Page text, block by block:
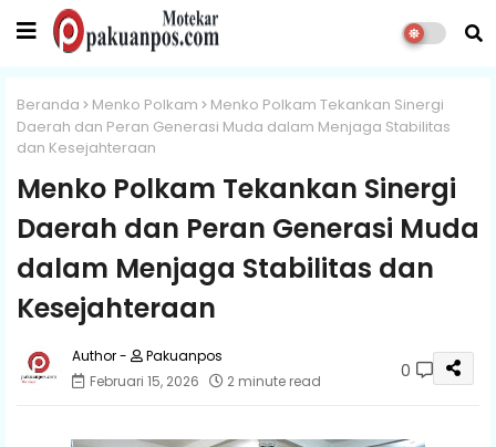
Beranda Menko Polkam
Menko Polkam Tekankan Sinergi
Daerah dan Peran Generasi Muda dalam Menjaga Stabilitas
dan Kesejahteraan
Menko Polkam Tekankan Sinergi
Daerah dan Peran Generasi Muda
dalam Menjaga Stabilitas dan
Kesejahteraan
Pakuanpos
Februari 15, 2026
2 minute read 0